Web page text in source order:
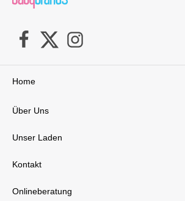
Home
Über Uns
Unser Laden
Kontakt
Onlineberatung